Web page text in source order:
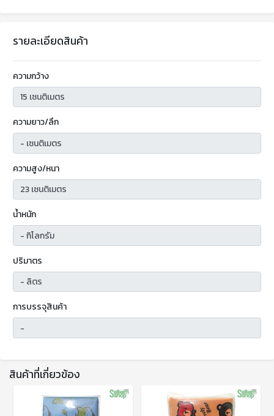
รายละเอียดสินค้า
ความกว้าง
ความยาว/ลึก
ความสูง/หนา
น้ำหนัก
ปริมาตร
การบรรจุสินค้า
สินค้าที่เกี่ยวข้อง